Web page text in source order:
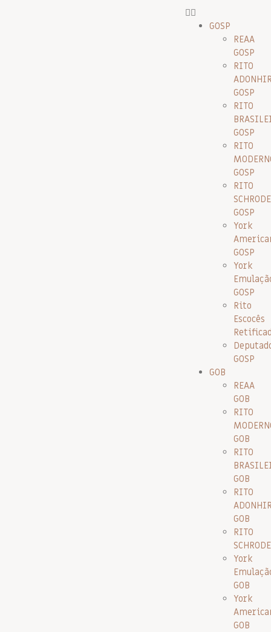
GOSP
REAA
GOSP
RITO
GOSP
RITO
GOSP
RITO
GOSP
RITO
GOSP
York
GOSP
York
GOSP
Rito
Escocês
GOSP
GOB
REAA
GOB
RITO
GOB
RITO
GOB
RITO
GOB
RITO
York
GOB
York
GOB